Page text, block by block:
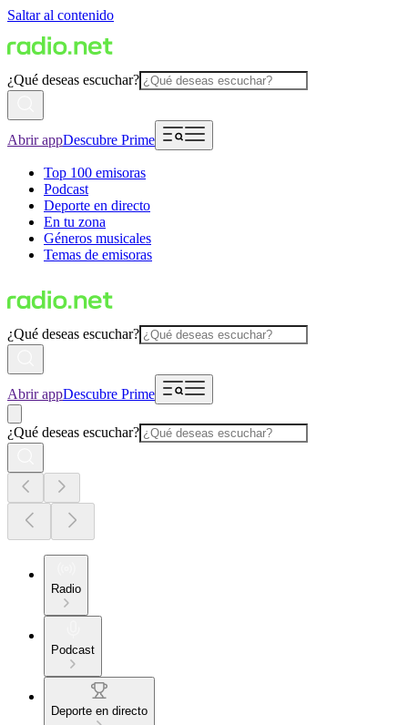
Saltar al contenido
¿Qué deseas escuchar?
Abrir appDescubre Prime
Top 100 emisoras
Podcast
Deporte en directo
En tu zona
Géneros musicales
Temas de emisoras
¿Qué deseas escuchar?
Abrir appDescubre Prime
¿Qué deseas escuchar?
Radio
Podcast
Deporte en directo